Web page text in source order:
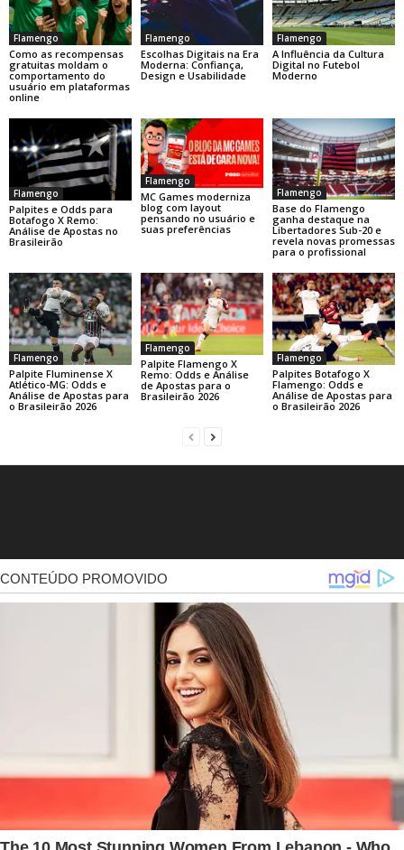
Flamengo
Como as recompensas
gratuitas moldam o
comportamento do
usuário em plataformas
online
Flamengo
Escolhas Digitais na Era
Moderna: Confiança,
Design e Usabilidade
Flamengo
A Influência da Cultura
Digital no Futebol
Moderno
Flamengo
Palpites e Odds para
Botafogo X Remo:
Análise de Apostas no
Brasileirão
Flamengo
MC Games moderniza
blog com layout
pensando no usuário e
suas preferências
Flamengo
Base do Flamengo
ganha destaque na
Libertadores Sub-20 e
revela novas promessas
para o profissional
Flamengo
Palpite Fluminense X
Atlético-MG: Odds e
Análise de Apostas para
o Brasileirão 2026
Flamengo
Palpite Flamengo X
Remo: Odds e Análise
de Apostas para o
Brasileirão 2026
Flamengo
Palpites Botafogo X
Flamengo: Odds e
Análise de Apostas para
o Brasileirão 2026